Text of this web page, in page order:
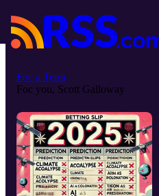
Foc a Terra
Foc you, Scott Galloway